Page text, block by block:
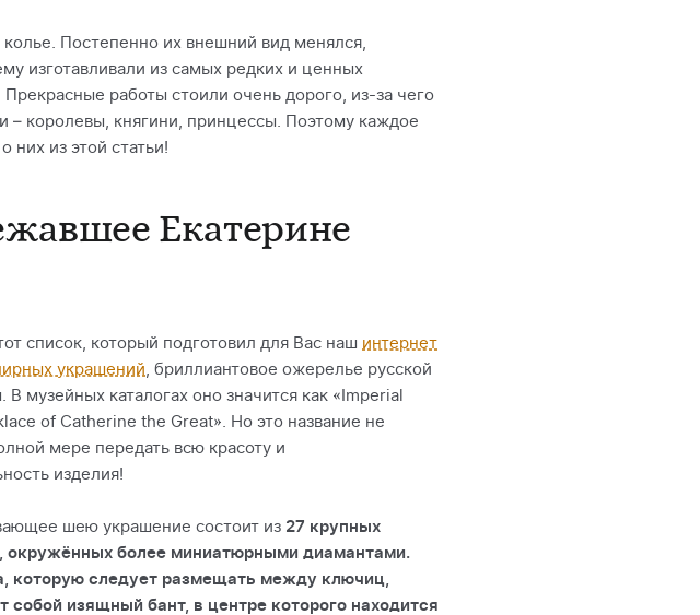
Постепенно их внешний вид менялся,
изготавливали из самых редких и ценных
работы стоили очень дорого, из-за чего
– королевы, княгини, принцессы. Поэтому каждое
них из этой статьи!
Екатерине
список, который подготовил для Вас наш интернет
украшений, бриллиантовое ожерелье русской
музейных каталогах оно значится как «Imperial
of Catherine the Great». Но это название не
мере передать всю красоту и
изделия!
шею украшение состоит из 27 крупных
окружённых более миниатюрными диамантами.
которую следует размещать между ключиц,
собой изящный бант, в центре которого находится